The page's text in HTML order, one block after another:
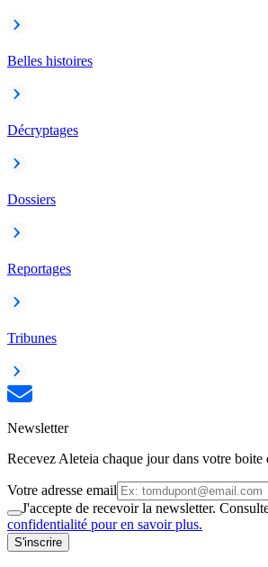
Belles histoires
Décryptages
Dossiers
Reportages
Tribunes
Newsletter
Recevez Aleteia chaque jour dans votre boite
Votre adresse email
J'accepte de recevoir la newsletter.
confidentialité pour en savoir plus.
S'inscrire